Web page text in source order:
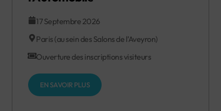
17 Septembre 2026
Paris (au sein des Salons de l’Aveyron)
Ouverture des inscriptions visiteurs
EN SAVOIR PLUS